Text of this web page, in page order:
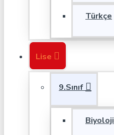
Türkçe
Lise
9.Sınıf
Biyoloji